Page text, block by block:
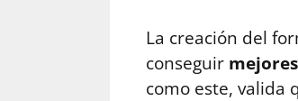
La creación del
conseguir
como este, valida